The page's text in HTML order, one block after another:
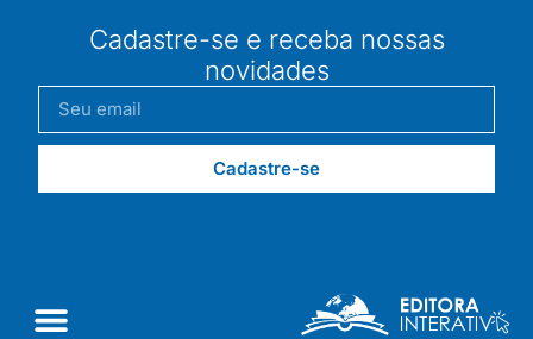
Cadastre-se e receba nossas
novidades
Cadastre-se